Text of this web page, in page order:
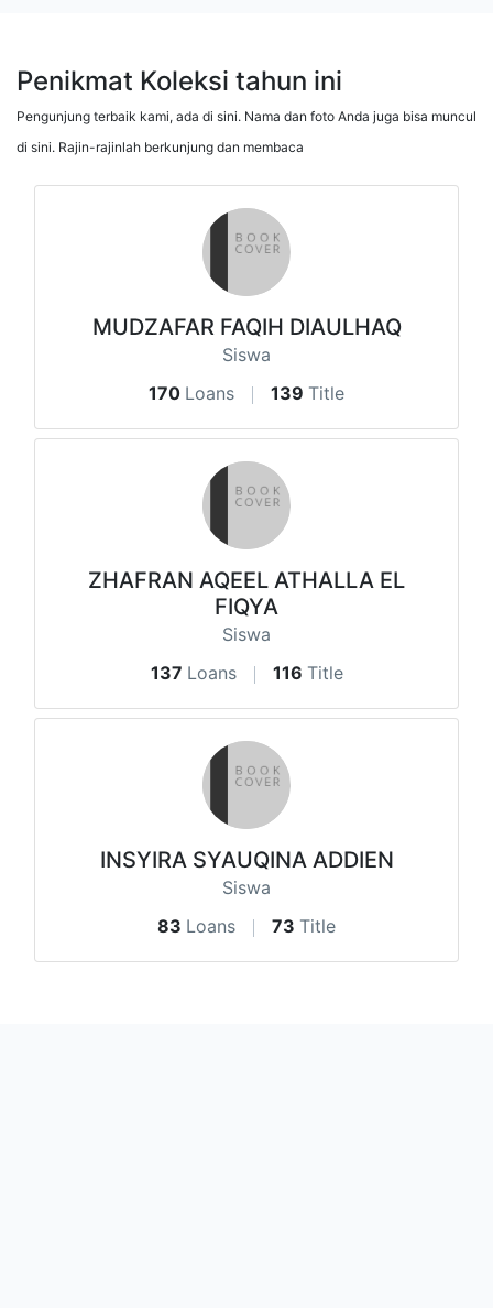
Penikmat Koleksi tahun ini
Pengunjung terbaik kami, ada di sini. Nama dan foto Anda juga bisa muncul
di sini. Rajin-rajinlah berkunjung dan membaca
MUDZAFAR FAQIH DIAULHAQ
Siswa
170 Loans 139 Title
ZHAFRAN AQEEL ATHALLA EL
FIQYA
Siswa
137 Loans 116 Title
INSYIRA SYAUQINA ADDIEN
Siswa
83 Loans 73 Title